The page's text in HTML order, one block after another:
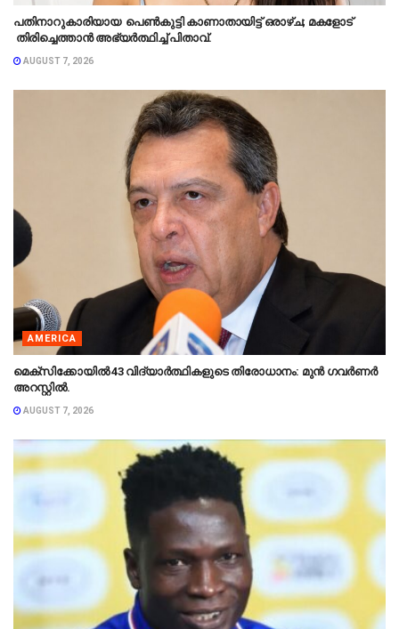
പതിനാറുകാരിയായ പെൺകുട്ടി കാണാതായിട്ട് ഒരാഴ്ച; മകളോട്
തിരിച്ചെത്താൻ അഭ്യർത്ഥിച്ച് പിതാവ്.
AUGUST 7, 2026
AMERICA
മെക്‌സിക്കോയിൽ 43 വിദ്യാർത്ഥികളുടെ തിരോധാനം: മുൻ ഗവർണർ
അറസ്റ്റിൽ.
AUGUST 7, 2026